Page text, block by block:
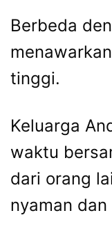
Berbeda
tinggi.
Keluarga
waktu
dari orang
nyaman dan